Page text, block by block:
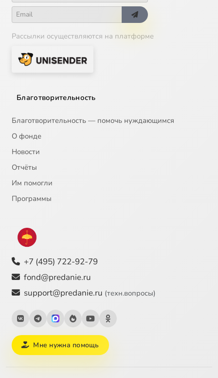
Рассылки осуществляются на платформе
Благотворительность
Благотворительность — помочь нуждающимся
О фонде
Новости
Отчёты
Им помогли
Программы
+7 (495) 722-92-79
fond@predanie.ru
support@predanie.ru (техн.вопросы)
Мне нужна помощь